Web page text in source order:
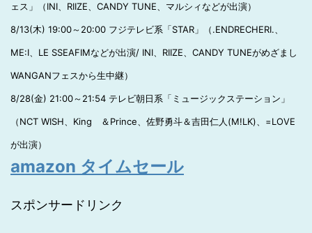
ェス」（INI、RIIZE、CANDY TUNE、マルシィなどが出演）
8/13(木) 19:00～20:00 フジテレビ系「STAR」（.ENDRECHERI.、
ME:I、LE SSEAFIMなどが出演/ INI、RIIZE、CANDY TUNEがめざまし
WANGANフェスから生中継）
8/28(金) 21:00～21:54 テレビ朝日系「ミュージックステーション」
（NCT WISH、King ＆Prince、佐野勇斗＆吉田仁人(M!LK)、=LOVE
が出演）
amazon タイムセール
スポンサードリンク